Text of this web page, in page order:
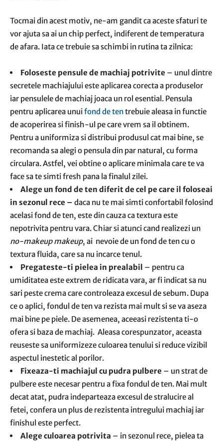
Tocmai din acest motiv, ne-am gandit ca aceste sfaturi te
vor ajuta sa ai un chip perfect, indiferent de temperatura
de afara. Iata ce trebuie sa schimbi in rutina ta zilnica:
Foloseste pensule de machiaj potrivite – unul dintre
secretele machiajului este aplicarea corecta a produselor
iar pensulele de machiaj joaca un rol esential. Pensula
pentru aplicarea unuifond de tentrebuie aleasa in functie
de acoperirea si finish-ul pe care vrem sa il obtinem.
Pentru a uniformiza si distribui produsul cat mai bine, se
recomanda sa alegi o pensula din par natural, cu forma
circulara. Astfel, vei obtine o aplicare minimala care te va
face sa te simti fresh pana la finalul zilei.
Alege un fond de ten diferit de cel pe care il foloseai
in sezonul rece – daca nu te mai simti confortabil folosind
acelasi fond de ten, este din cauza ca textura este
nepotrivita pentru vara. Chiar si atunci cand realizezi un
no-makeup makeup, ai nevoie de un fond de ten cu o
textura fluida, care sa nu incarce tenul.
Pregateste-ti pielea in prealabil – pentru ca
umiditatea este extrem de ridicata vara, ar fi indicat sa nu
sari peste crema care controleaza excesul de sebum. Dupa
ce o aplici, fondul de ten va rezista mai mult si se va aseza
mai bine pe piele. De asemenea, aceeasi rezistenta ti-o
ofera si baza de machiaj. Aleasa corespunzator, aceasta
reuseste sa uniformizeze culoarea tenului si reduce vizibil
aspectul inestetic al porilor.
Fixeaza-ti machiajul cu pudra pulbere – un strat de
pulbere este necesar pentru a fixa fondul de ten. Mai mult
decat atat, pudra indeparteaza excesul de stralucire al
fetei, confera un plus de rezistenta intregului machiaj iar
finishul este perfect.
Alege culoarea potrivita – in sezonul rece, pielea ta